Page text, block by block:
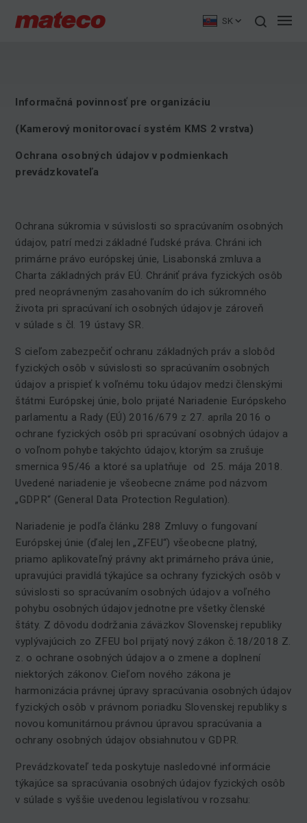
SK
Informačná povinnosť pre organizáciu
(Kamerový monitorovací systém KMS 2 vrstva)
Ochrana osobných údajov v podmienkach
prevádzkovateľa
Ochrana súkromia v súvislosti so spracúvaním osobných
údajov, patrí medzi základné ľudské práva. Chráni ich
primárne právo európskej únie, Lisabonská zmluva a
Charta základných práv EÚ. Chrániť práva fyzických osôb
pred neoprávneným zasahovaním do ich súkromného
života pri spracúvaní ich osobných údajov je zároveň
v súlade s čl. 19 ústavy SR.
S cieľom zabezpečiť ochranu základných práv a slobôd
fyzických osôb v súvislosti so spracúvaním osobných
údajov a prispieť k voľnému toku údajov medzi členskými
štátmi Európskej únie, bolo prijaté Nariadenie Európskeho
parlamentu a Rady (EÚ) 2016/679 z 27. apríla 2016 o
ochrane fyzických osôb pri spracúvaní osobných údajov a
o voľnom pohybe takýchto údajov, ktorým sa zrušuje
smernica 95/46 a ktoré sa uplatňuje od 25. mája 2018.
Uvedené nariadenie je všeobecne známe pod názvom
„GDPR“ (General Data Protection Regulation).
Nariadenie je podľa článku 288 Zmluvy o fungovaní
Európskej únie (ďalej len „ZFEU“) všeobecne platný,
priamo aplikovateľný právny akt primárneho práva únie,
upravujúci pravidlá týkajúce sa ochrany fyzických osôb v
súvislosti so spracúvaním osobných údajov a voľného
pohybu osobných údajov jednotne pre všetky členské
štáty. Z dôvodu dodržania záväzkov Slovenskej republiky
vyplývajúcich zo ZFEU bol prijatý nový zákon č.18/2018 Z.
z. o ochrane osobných údajov a o zmene a doplnení
niektorých zákonov. Cieľom nového zákona je
harmonizácia právnej úpravy spracúvania osobných údajov
fyzických osôb v právnom poriadku Slovenskej republiky s
novou komunitárnou právnou úpravou spracúvania a
ochrany osobných údajov obsiahnutou v GDPR.
Prevádzkovateľ teda poskytuje nasledovné informácie
týkajúce sa spracúvania osobných údajov fyzických osôb
v súlade s vyššie uvedenou legislatívou v rozsahu: